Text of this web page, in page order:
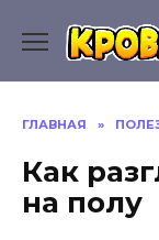
содержанию
ГЛАВНАЯ »
Как
на полу